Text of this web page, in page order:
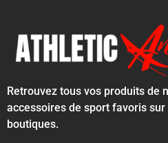
Retrouvez tous vos produits de
accessoires de sport favoris
boutiques.